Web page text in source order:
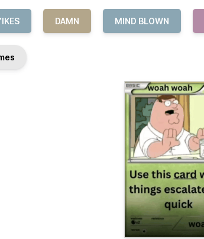
DAMN MIND BLOWN